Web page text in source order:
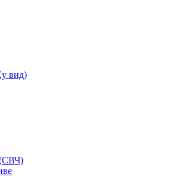
вид)